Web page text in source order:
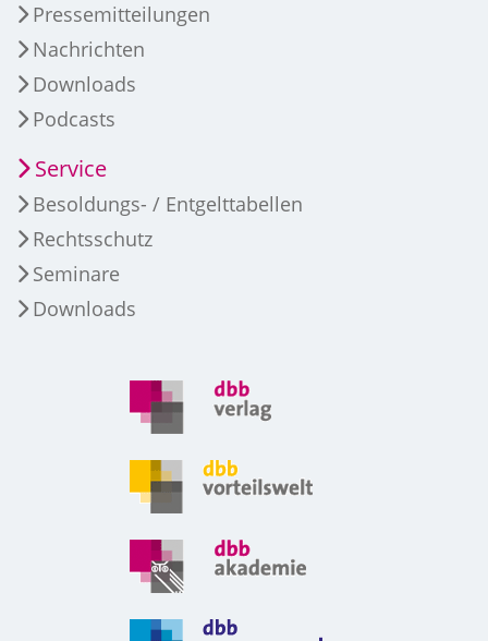
Pressemitteilungen
Nachrichten
Downloads
Podcasts
Service
Besoldungs- / Entgelttabellen
Rechtsschutz
Seminare
Downloads